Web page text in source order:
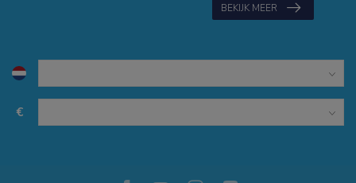
BEKIJK MEER
€